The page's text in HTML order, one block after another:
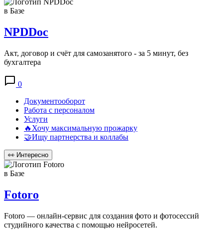
в Базе
NPDDoc
Акт, договор и счёт для самозанятого - за 5 минут, без
бухгалтера
0
Документооборот
Работа с персоналом
Услуги
🔥Хочу максимальную прожарку
🤝Ищу партнерства и коллабы
👀 Интересно
в Базе
Fotoro
Fotoro — онлайн-сервис для создания фото и фотосессий
студийного качества с помощью нейросетей.